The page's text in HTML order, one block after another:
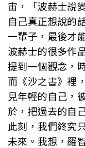
宙，「波赫士說
自己真正想說的
一輩子，最後才
波赫士的很多作
提到一個觀念，
而《沙之書》裡
見年輕的自己，
於，把過去的自
此刻，我們終究
未來。我想，羅